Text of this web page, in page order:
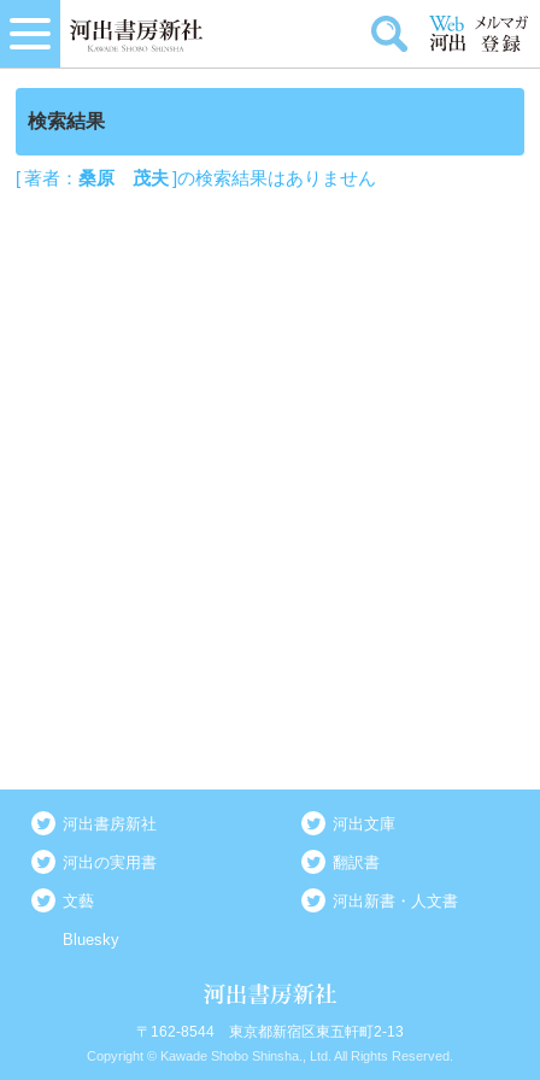
検索結果
[ 著者：桑原 茂夫]の検索結果はありません
河出書房新社 河出文庫
河出の実用書 翻訳書
文藝 河出新書・人文書
Bluesky
〒162-8544 東京都新宿区東五軒町2-13
Copyright © Kawade Shobo Shinsha., Ltd. All Rights Reserved.